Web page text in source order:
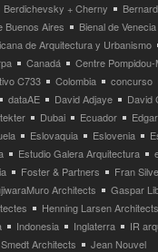
Berdichevsky + Cherny
Buenos Aires
Bienal de Venecia
de Arquitectura y Urbanismo
Canadá Centre Pompidou-
C733 Colombia concurso
dataAE David Adjaye
David
Dubai Ecuador
Eslovaquia Eslovenia
Estudio Galera Arquitectura
Foster & Partners
Fran
Architects
Gaspar
Henning Larsen Architects
Indonesia Inglaterra IR
Architects
Jean Nouvel